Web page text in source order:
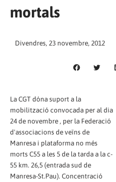
mortals
Divendres, 23 novembre, 2012
La CGT dóna suport a la
mobilització convocada per al dia
24 de novembre , per la Federació
d'associacions de veïns de
Manresa i plataforma no més
morts C55 a les 5 de la tarda a la c-
55 km. 26,5 (entrada sud de
Manresa-St.Pau). Concentració